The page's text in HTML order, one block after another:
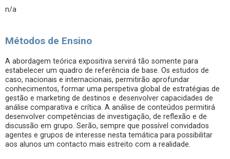
n/a
Métodos de Ensino
A abordagem teórica expositiva servirá tão somente para
estabelecer um quadro de referência de base. Os estudos de
caso, nacionais e internacionais, permitirão aprofundar
conhecimentos, formar uma perspetiva global de estratégias de
gestão e marketing de destinos e desenvolver capacidades de
análise comparativa e crítica. A análise de conteúdos permitirá
desenvolver competências de investigação, de reflexão e de
discussão em grupo. Serão, sempre que possível convidados
agentes e grupos de interesse nesta temática para possibilitar
aos alunos um contacto mais estreito com a realidade.